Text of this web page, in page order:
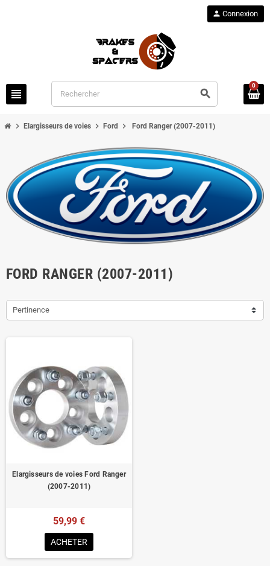
view_headline search
person Connexion
0
chevron_right Elargisseurs de voies chevron_right Ford chevron_right Ford Ranger (2007-2011)
FORD RANGER (2007-2011)
Pertinence
Elargisseurs de voies Ford Ranger
(2007-2011)
59,99 €
ACHETER